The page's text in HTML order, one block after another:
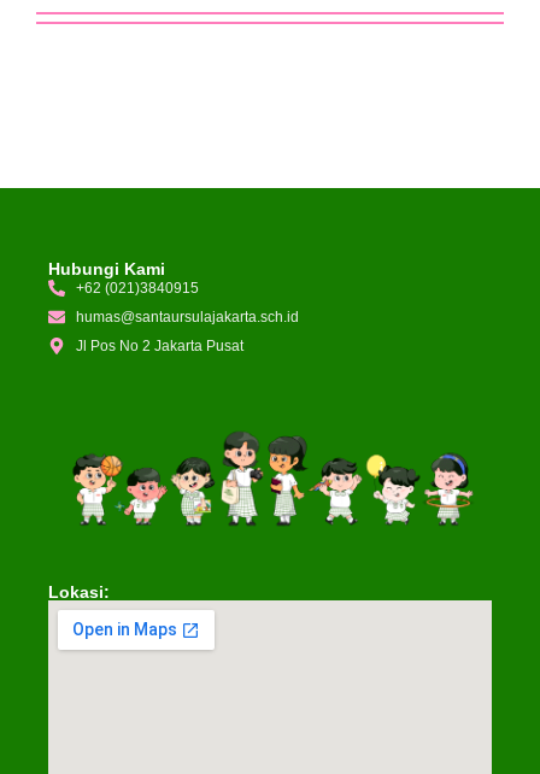
Hubungi Kami
+62 (021)3840915
humas@santaursulajakarta.sch.id
Jl Pos No 2 Jakarta Pusat
Lokasi: